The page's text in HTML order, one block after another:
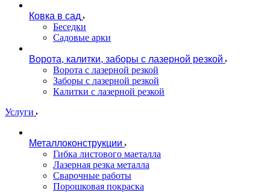
Ковка в сад
Беседки
Садовые арки
Ворота, калитки, заборы с лазерной резкой
Ворота с лазерной резкой
Заборы с лазерной резкой
Калитки с лазерной резкой
Услуги
Металлоконструкции
Гибка листового маеталла
Лазерная резка металла
Сварочные работы
Порошковая покраска